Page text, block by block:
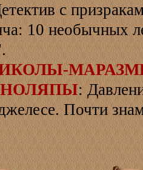
с
10 необычных
:
Почти